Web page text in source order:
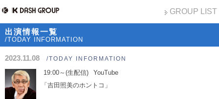
GROUP LIST
出演情報一覧
/TODAY INFORMATION
2023.11.08 /TODAY INFORMATION
19:00～(生配信)
YouTube
「吉田照美のホントコ」